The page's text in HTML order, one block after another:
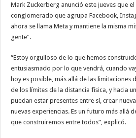
Mark Zuckerberg anunció este jueves que
conglomerado que agrupa Facebook,
ahora se llama Meta y mantiene la misma
gente”.
“Estoy orgulloso de lo que hemos
entusiasmado por lo que vendrá, cuando
hoy es posible, más allá de las limitaciones
de los límites de la distancia física, y hacia
puedan estar presentes entre sí, crear
nuevas experiencias. Es un futuro más allá
que construiremos entre todos”, explicó.